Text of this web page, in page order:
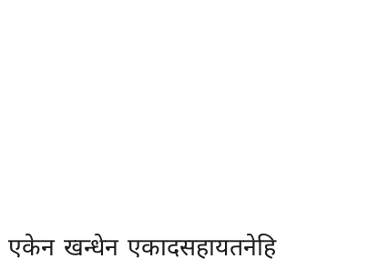
एकेन खन्धेन एकादसहायतनेहि